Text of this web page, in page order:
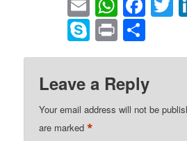
Skype
Print
Leave a Reply
Your email address will not be
are marked*